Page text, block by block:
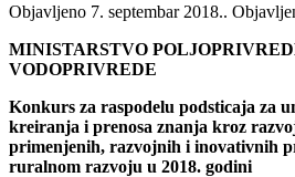
Objavljeno 7. septembar 2018..
MINISTARSTVO
VODOPRIVREDE
Konkurs za raspodelu podsticaja za
kreiranja i prenosa znanja kroz
primenjenih, razvojnih i inovativnih
ruralnom razvoju u 2018. godini